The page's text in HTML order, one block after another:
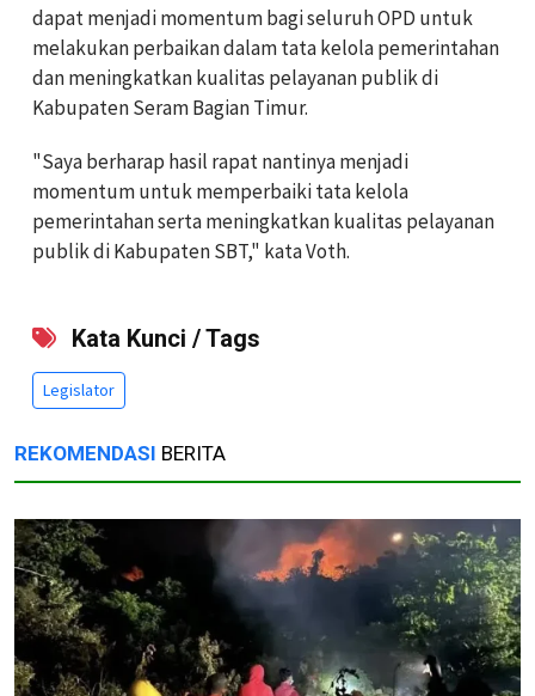
dapat menjadi momentum bagi seluruh OPD untuk
melakukan perbaikan dalam tata kelola pemerintahan
dan meningkatkan kualitas pelayanan publik di
Kabupaten Seram Bagian Timur.
"Saya berharap hasil rapat nantinya menjadi
momentum untuk memperbaiki tata kelola
pemerintahan serta meningkatkan kualitas pelayanan
publik di Kabupaten SBT," kata Voth.
Kata Kunci / Tags
Legislator
REKOMENDASI BERITA